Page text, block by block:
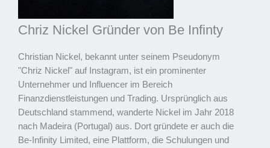
Chriz Nickel Gründer von Be Infinty
Christian Nickel, bekannt unter seinem Pseudonym
"Chriz Nickel" auf Instagram, ist ein prominenter
Unternehmer und Influencer im Bereich
Finanzdienstleistungen und Trading. Ursprünglich aus
Deutschland stammend, wanderte Nickel im Jahr 2018
nach Madeira (Portugal) aus. Dort gründete er auch die
Be-Infinity Limited, eine Plattform, die Schulungen und